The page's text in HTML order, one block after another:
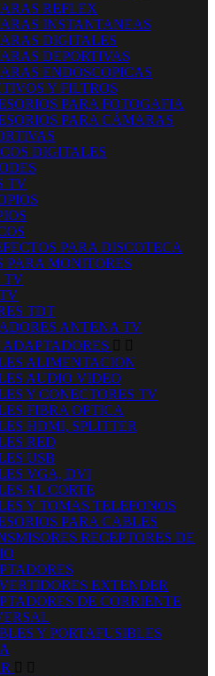
REFLEX
INSTANTANEAS
DIGITALES
DEPORTIVAS
ENDOSCOPICAS
Y FILTROS
PARA FOTOGAFIA
PARA CÁMARAS
DIGITALES
TV
PARA DISCOTECA
PARA MONITORES
TV
TDT
ANTENA TV
 
ALIMENTACION
AUDIO VIDEO
Y CONECTORES TV
FIBRA OPTICA
HDMI, SPLITTER
RED
USB
VGA, DVI
AL CORTE
Y TOMAS TELEFONOS
PARA CABLES
RECEPTORES DE
EXTENDER
DE CORRIENTE
Y PORTAFUSIBLES
 